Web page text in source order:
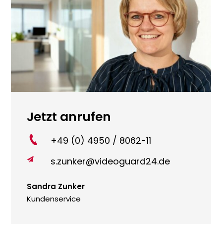
Jetzt anrufen
+49 (0) 4950 / 8062-11
 s.zunker@videoguard24.de
Sandra Zunker
Kundenservice